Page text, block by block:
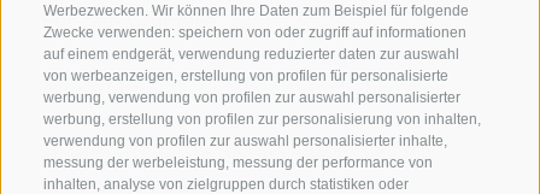
Werbezwecken. Wir können Ihre Daten zum Beispiel für folgende
Zwecke verwenden: speichern von oder zugriff auf informationen
auf einem endgerät, verwendung reduzierter daten zur auswahl
von werbeanzeigen, erstellung von profilen für personalisierte
werbung, verwendung von profilen zur auswahl personalisierter
werbung, erstellung von profilen zur personalisierung von inhalten,
verwendung von profilen zur auswahl personalisierter inhalte,
messung der werbeleistung, messung der performance von
inhalten, analyse von zielgruppen durch statistiken oder
Für den Crumble
Butter, Zucker und Mehl mit der Hand wie zu
einem Mürbteig verkneten und etwa eine
halbe Stunde im Kühlschrank rasten lassen.
Dann zerkrümeln und bei 160 °C etwa 14